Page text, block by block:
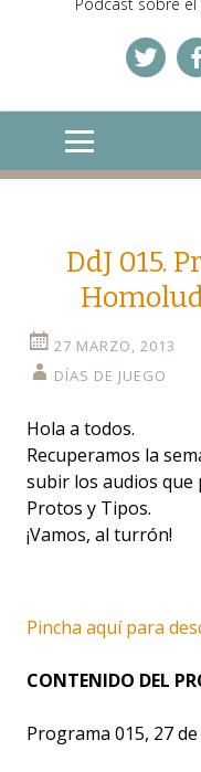
MENU
WIDGETS
SEARCH
DdJ 015.
27 MARZO, 2013
DÍAS DE JUEGO
Hola a todos.
Recuperamos la
subir los audios
Protos y Tipos.
¡Vamos, al turrón!
Pincha aquí para
CONTENIDO DEL
Programa 015, 27